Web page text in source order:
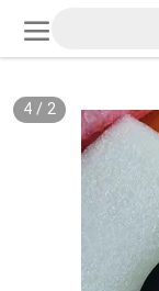
2
/
4